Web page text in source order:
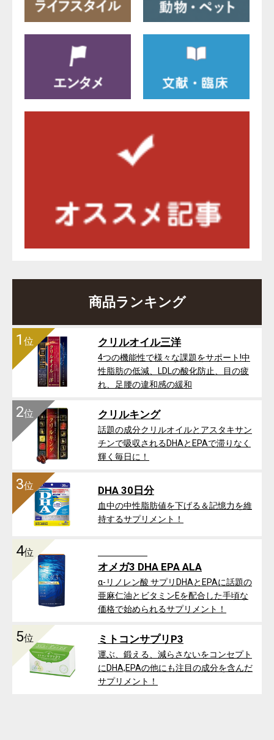
商品ランキング
1 位 クリルオイル三洋
4つの機能性で様々な課題をサポート!中
性脂肪の低減、LDLの酸化防止、目の疲
れ、足腰の違和感の緩和
2位 クリルキング
話題の成分クリルオイルとアスタキサン
チンで吸収されるDHAとEPAで滞りなく
輝く毎日に！
3位 DHA 30日分
血中の中性脂肪値を下げる＆記憶力を維
持するサプリメント！
4位
オメガ3 DHA EPA ALA
α-リノレン酸 サプリDHAとEPAに話題の
亜麻仁油とビタミンEを配合した手頃な
価格で始められるサプリメント！
5位 ミトコンサプリP3
運ぶ、鍛える、減らさないをコンセプト
にDHA,EPAの他にも注目の成分を含んだ
サプリメント！